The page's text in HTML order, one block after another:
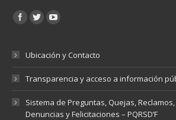
Encuéntranos en:
Ubicación y Contacto
Transparencia y acceso a información
Sistema de Preguntas, Quejas,
Denuncias y Felicitaciones – PQRSD’F